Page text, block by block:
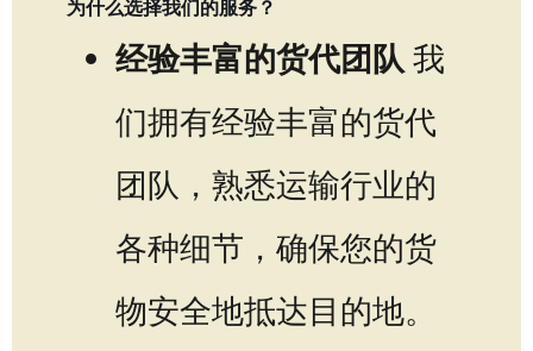
为什么选择我们的服务？
经验丰富的货代团队 我
们拥有经验丰富的货代
团队，熟悉运输行业的
各种细节，确保您的货
物安全地抵达目的地。